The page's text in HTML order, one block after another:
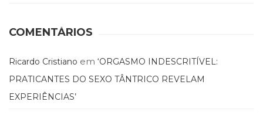
e
(33)
(23)
Rádio
COMENTÁRIOS
Ricardo Cristiano em ‘ORGASMO INDESCRITÍVEL:
PRATICANTES DO SEXO TÂNTRICO REVELAM
EXPERIÊNCIAS’